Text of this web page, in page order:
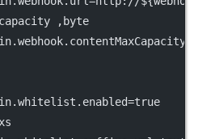
,byte